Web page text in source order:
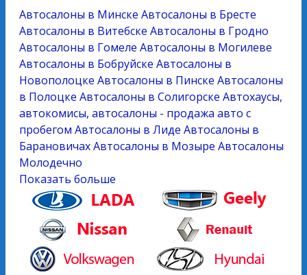
Автосалоны в Минске Автосалоны в Бресте
Автосалоны в Витебске Автосалоны в Гродно
Автосалоны в Гомеле Автосалоны в Могилеве
Автосалоны в Бобруйске Автосалоны в
Новополоцке Автосалоны в Пинске Автосалоны
в Полоцке Автосалоны в Солигорске Автохаусы,
автокомисы, автосалоны - продажа авто с
пробегом Автосалоны в Лиде Автосалоны в
БарановичахАвтосалоны в Мозыре Автосалоны
Молодечно
Показать больше